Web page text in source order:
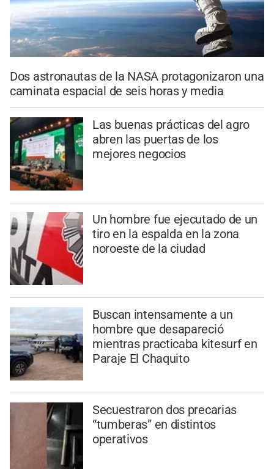
Dos astronautas de la NASA protagonizaron una
caminata espacial de seis horas y media
Las buenas prácticas del agro
abren las puertas de los
mejores negocios
Un hombre fue ejecutado de un
tiro en la espalda en la zona
noroeste de la ciudad
Buscan intensamente a un
hombre que desapareció
mientras practicaba kitesurf en
Paraje El Chaquito
Secuestraron dos precarias
“tumberas” en distintos
operativos